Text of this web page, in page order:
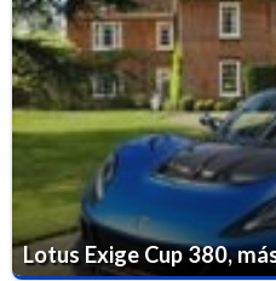
Lotus Exige Cup 380,